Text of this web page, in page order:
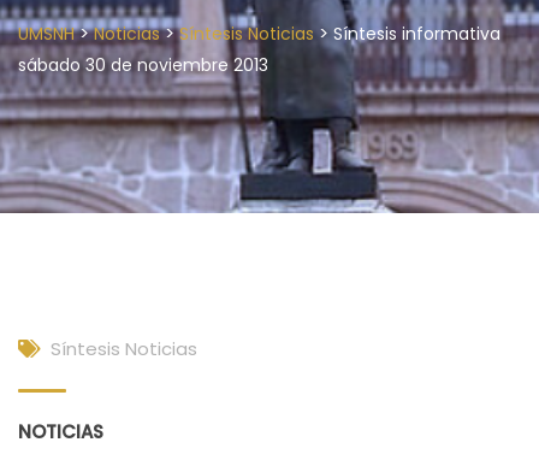
UMSNH>Noticias>Síntesis Noticias> Síntesis informativa
sábado 30 de noviembre 2013
Síntesis Noticias
NOTICIAS